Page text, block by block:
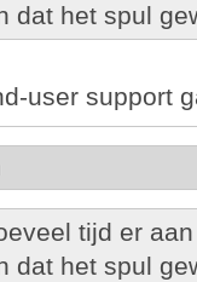
dat het spul
user support
tijd er
dat het spul